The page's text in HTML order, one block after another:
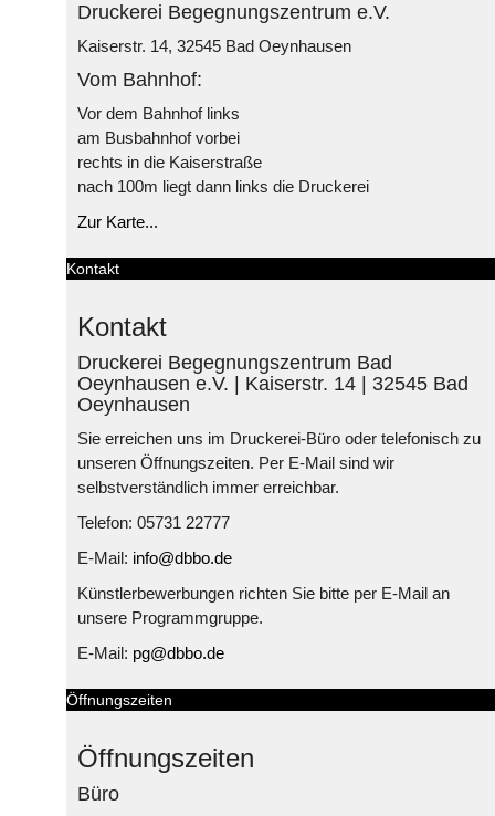
Druckerei Begegnungszentrum e.V.
Kaiserstr. 14, 32545 Bad Oeynhausen
Vom Bahnhof:
Vor dem Bahnhof links
am Busbahnhof vorbei
rechts in die Kaiserstraße
nach 100m liegt dann links die Druckerei
Zur Karte...
Kontakt
Kontakt
Druckerei Begegnungszentrum Bad
Oeynhausen e.V. | Kaiserstr. 14 | 32545 Bad
Oeynhausen
Sie erreichen uns im Druckerei-Büro oder telefonisch zu
unseren Öffnungszeiten. Per E-Mail sind wir
selbstverständlich immer erreichbar.
Telefon: 05731 22777
E-Mail: info@dbbo.de
Künstlerbewerbungen richten Sie bitte per E-Mail an
unsere Programmgruppe.
E-Mail: pg@dbbo.de
Öffnungszeiten
Öffnungszeiten
Büro